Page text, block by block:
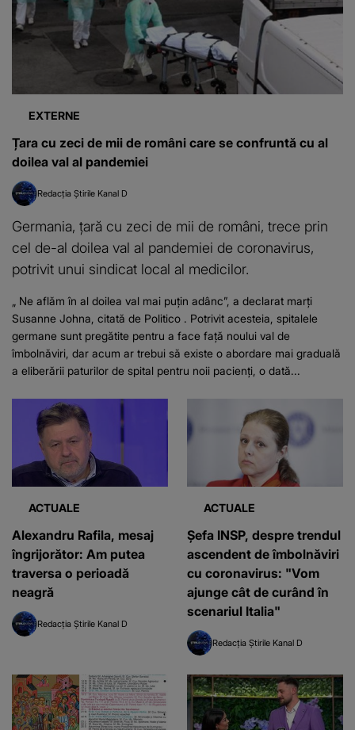
EXTERNE
Țara cu zeci de mii de români care se confruntă cu al
doilea val al pandemiei
Redacția Știrile Kanal D
Germania, țară cu zeci de mii de români, trece prin
cel de-al doilea val al pandemiei de coronavirus,
potrivit unui sindicat local al medicilor.
„ Ne aflăm în al doilea val mai puțin adânc”, a declarat marți
Susanne Johna, citată de Politico . Potrivit acesteia, spitalele
germane sunt pregătite pentru a face față noului val de
îmbolnăviri, dar acum ar trebui să existe o abordare mai graduală
a eliberării paturilor de spital pentru noii pacienți, o dată...
ACTUALE
Alexandru Rafila, mesaj
îngrijorător: Am putea
traversa o perioadă
neagră
Redacția Știrile Kanal D
ACTUALE
Șefa INSP, despre trendul
ascendent de îmbolnăviri
cu coronavirus: "Vom
ajunge cât de curând în
scenariul Italia"
Redacția Știrile Kanal D